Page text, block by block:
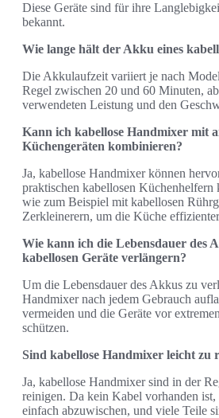
Diese Geräte sind für ihre
bekannt.
Wie lange hält der Akku eines
Die Akkulaufzeit variiert je nach
Regel zwischen 20 und 60 Minuten,
verwendeten Leistung und den
Kann ich kabellose Handmixer mit
Küchengeräten kombinieren?
Ja, kabellose Handmixer können
praktischen kabellosen Küchenhelfern
wie zum Beispiel mit kabellosen
Zerkleinerern, um die Küche
Wie kann ich die Lebensdauer des
kabellosen Geräte verlängern?
Um die Lebensdauer des Akkus zu
Handmixer nach jedem Gebrauch
vermeiden und die Geräte vor
schützen.
Sind kabellose Handmixer leicht zu
Ja, kabellose Handmixer sind in der
reinigen. Da kein Kabel vorhanden ist,
einfach abzuwischen, und viele Teile